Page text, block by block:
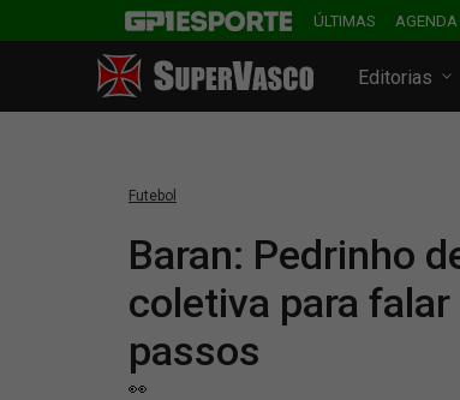
ÚLTIMAS AGENDA
Editorias
Futebol
Baran: Pedrinho
coletiva para
passos
👀